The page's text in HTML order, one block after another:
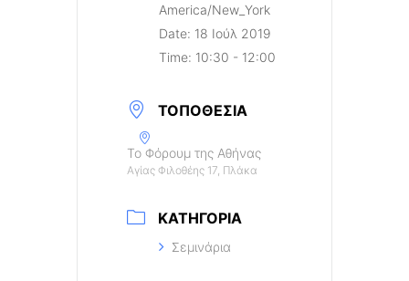
America/New_York
Date: 18 Ιούλ 2019
Time: 10:30 - 12:00
ΤΟΠΟΘΕΣΊΑ
Το Φόρουμ της Αθήνας
Αγίας Φιλοθέης 17, Πλάκα
ΚΑΤΗΓΟΡΊΑ
Σεμινάρια